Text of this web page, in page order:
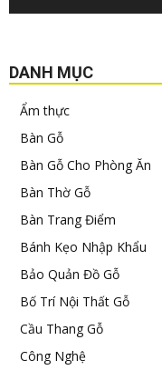
DANH MỤC
Ẩm thực
Bàn Gỗ
Bàn Gỗ Cho Phòng Ăn
Bàn Thờ Gỗ
Bàn Trang Điểm
Bánh Kẹo Nhập Khẩu
Bảo Quản Đồ Gỗ
Bố Trí Nội Thất Gỗ
Cầu Thang Gỗ
Công Nghệ